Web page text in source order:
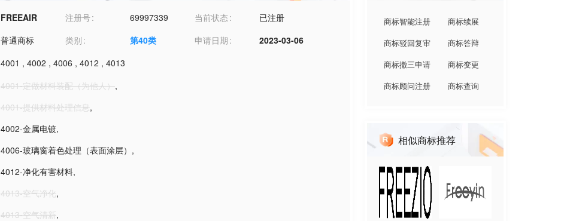
FREEAIR 注册号 69997339 当前状态
已注册
普通商标 类别 第40类 申请日期
2023-03-06
4001 , 4002 , 4006 , 4012 , 4013
4001-定做材料装配（为他人）,
4001-提供材料处理信息,
4002-金属电镀,
4006-玻璃窗着色处理（表面涂层） ,
4012-净化有害材料,
4013-空气净化,
4013-空气清新,
商标智能注册
商标续展
商标驳回复审
商标答辩
商标撤三申请
商标变更
商标顾问注册
商标查询
相似商标推荐